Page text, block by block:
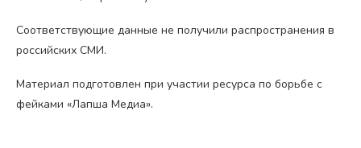
Соответствующие данные не получили распространения в
российских СМИ.
Материал подготовлен при участии ресурса по борьбе с
фейками «Лапша Медиа».